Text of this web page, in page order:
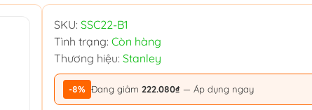
SKU: SSC22-B1
Tình trạng: Còn hàng
Thương hiệu: Stanley
-8% Đang giảm 222.080₫ — Áp dụng ngay